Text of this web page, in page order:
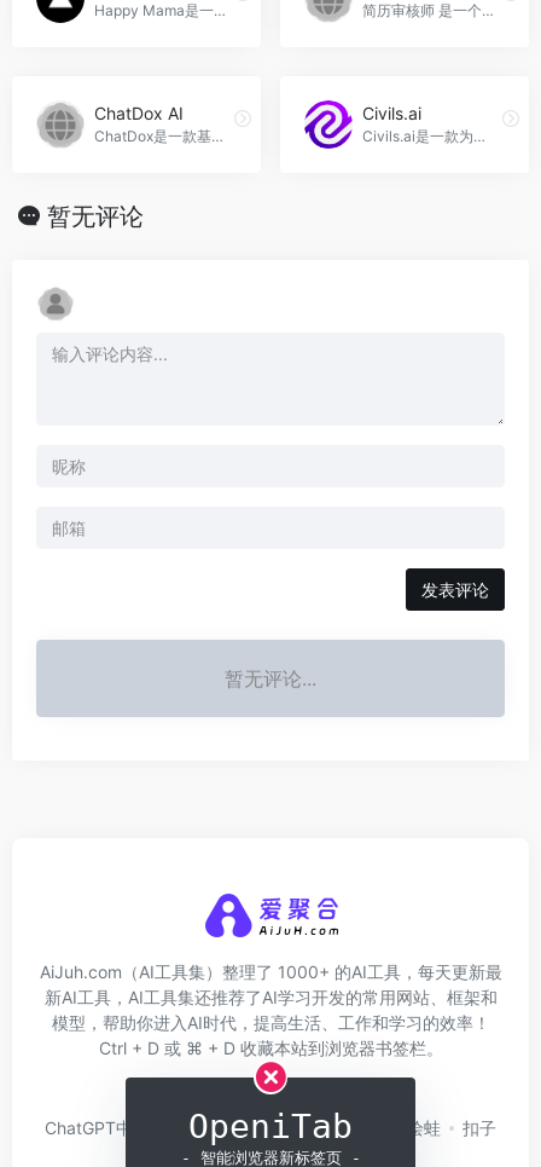
Happy Mama是一款智能孕妇助手，为准妈妈们提供即时的怀孕问题解答和专业建议，帮助准妈妈们度过健康、快乐的孕期，Happy Mama官网入口网址 简历审核师 是一个利用人工智能技术帮助求职者优化简历的平台。它通过 AI 技术分析用户的简历，并提供反馈，确保简历内容与申请的工作相匹配，简历审核师官网入口网址
ChatDox AI
ChatDox是一款基于人工智能技术的解决方案，可以帮助用户快速从文档和YouTube视频中获取答案，并与网站进行交流，ChatDox AI官网入口网址
Civils.ai
Civils.ai是一款为建筑和土木工程项目提供自动化文件管理和数据提取的免费软件，通过人工智能技术，可以帮助用户快速搜索和提取项目文件中的关键信息，提高工作效率和准确性，Civils.ai官网入口网址
暂无评论
发表评论
暂无评论...
AiJuh.com（AI工具集）整理了 1000+ 的AI工具，每天更新最
新AI工具，AI工具集还推荐了AI学习开发的常用网站、框架和
模型，帮助你进入AI时代，提高生活、工作和学习的效率！
Ctrl + D 或 ⌘ + D 收藏本站到浏览器书签栏。
ChatGPT中文版
问小白 硅基流动 Trae 绘蛙
扣子
Coze
白日梦AI
OpeniTab
- 智能浏览器新标签页 -